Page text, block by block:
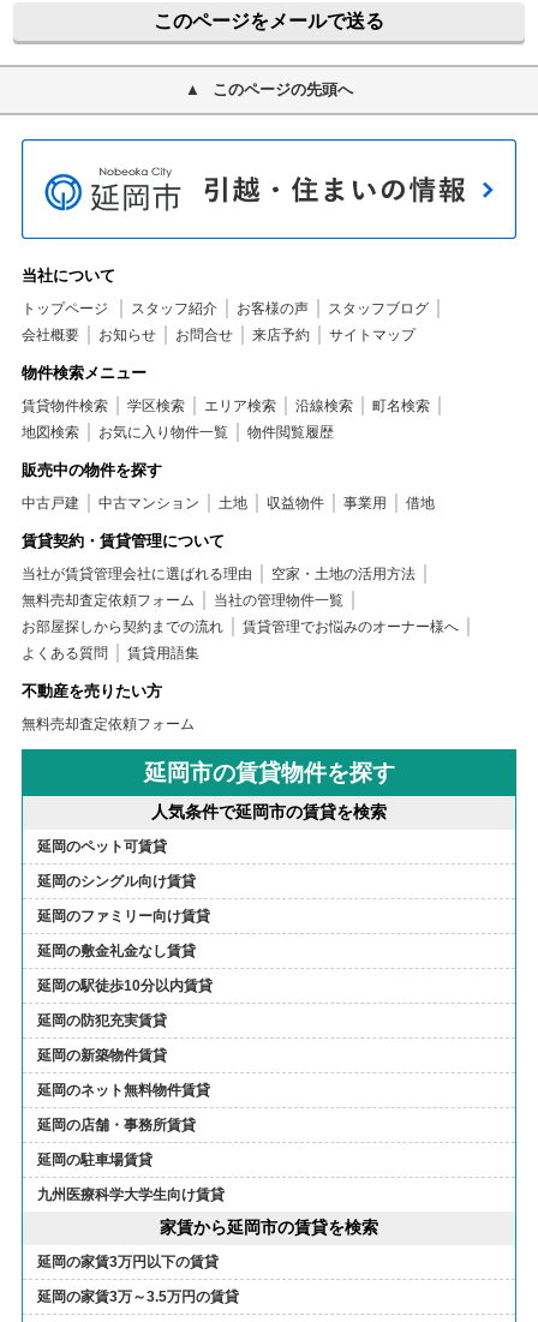
このページをメールで送る
このページの先頭へ
当社について
トップページ スタッフ紹介 お客様の声
スタッフブログ
会社概要
お知らせ お問合せ 来店予約 サイトマップ
物件検索メニュー
賃貸物件検索 学区検索 エリア検索 沿線検索
町名検索
地図検索
お気に入り物件一覧 物件閲覧履歴
販売中の物件を探す
中古戸建 中古マンション 土地 収益物件 事業用 借地
賃貸契約・賃貸管理について
当社が賃貸管理会社に選ばれる理由
空家・土地の活用方法
無料売却査定依頼フォーム
当社の管理物件一覧
お部屋探しから契約までの流れ
賃貸管理でお悩みのオーナー様へ
よくある質問
賃貸用語集
不動産を売りたい方
無料売却査定依頼フォーム
延岡市の賃貸物件を探す
人気条件で延岡市の賃貸を検索
延岡のペット可賃貸
延岡のシングル向け賃貸
延岡のファミリー向け賃貸
延岡の敷金礼金なし賃貸
延岡の駅徒歩10分以内賃貸
延岡の防犯充実賃貸
延岡の新築物件賃貸
延岡のネット無料物件賃貸
延岡の店舗・事務所賃貸
延岡の駐車場賃貸
九州医療科学大学生向け賃貸
家賃から延岡市の賃貸を検索
延岡の家賃3万円以下の賃貸
延岡の家賃3万～3.5万円の賃貸